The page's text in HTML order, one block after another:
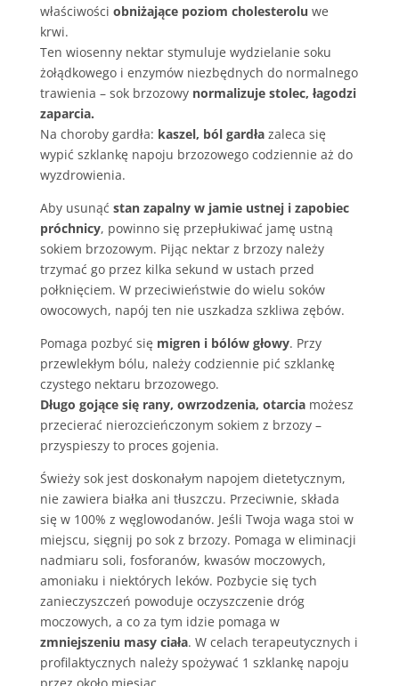
właściwości obniżające poziom cholesterolu we
krwi.
Ten wiosenny nektar stymuluje wydzielanie soku
żołądkowego i enzymów niezbędnych do normalnego
trawienia – sok brzozowy normalizuje stolec, łagodzi
zaparcia.
Na choroby gardła: kaszel, ból gardłazaleca się
wypić szklankę napoju brzozowego codziennie aż do
wyzdrowienia.
Aby usunąć stan zapalny w jamie ustnej i zapobiec
próchnicy, powinno się przepłukiwać jamę ustną
sokiem brzozowym. Pijąc nektar z brzozy należy
trzymać go przez kilka sekund w ustach przed
połknięciem. W przeciwieństwie do wielu soków
owocowych, napój ten nie uszkadza szkliwa zębów.
Pomaga pozbyć się migren i bólów głowy. Przy
przewlekłym bólu, należy codziennie pić szklankę
czystego nektaru brzozowego.
Długo gojące się rany, owrzodzenia, otarciamożesz
przecierać nierozcieńczonym sokiem z brzozy –
przyspieszy to proces gojenia.
Świeży sok jest doskonałym napojem dietetycznym,
nie zawiera białka ani tłuszczu. Przeciwnie, składa
się w 100% z węglowodanów. Jeśli Twoja waga stoi w
miejscu, sięgnij po sok z brzozy. Pomaga w eliminacji
nadmiaru soli, fosforanów, kwasów moczowych,
amoniaku i niektórych leków. Pozbycie się tych
zanieczyszczeń powoduje oczyszczenie dróg
moczowych, a co za tym idzie pomaga w
zmniejszeniu masy ciała. W celach terapeutycznych i
profilaktycznych należy spożywać 1 szklankę napoju